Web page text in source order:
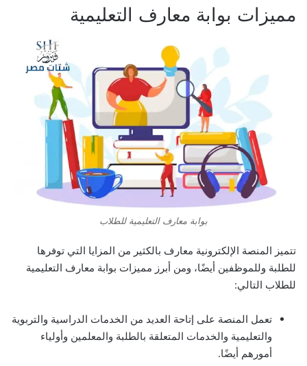
مميزات بوابة معارف التعليمية
بوابة معارف التعليمية للطلاب
تتميز المنصة الإلكترونية معارف بالكثير من المزايا التي توفرها
للطلبة وللموظفين أيضًا، ومن أبرز مميزات بوابة معارف التعليمية
للطلاب التالي:
تعمل المنصة على إتاحة العديد من الخدمات الدراسية والتربوية
والتعليمية والخدمات المتعلقة بالطلبة والمعلمين وأولياء
أمورهم أيضًا.